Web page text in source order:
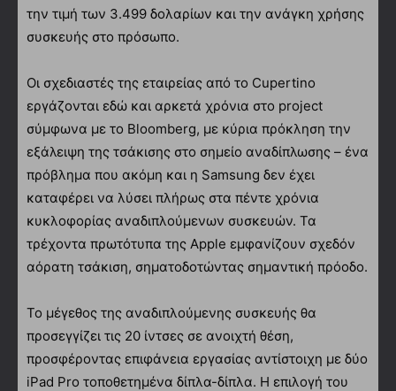
την τιμή των 3.499 δολαρίων και την ανάγκη χρήσης
συσκευής στο πρόσωπο.
Οι σχεδιαστές της εταιρείας από το Cupertino
εργάζονται εδώ και αρκετά χρόνια στο project
σύμφωνα με το Bloomberg, με κύρια πρόκληση την
εξάλειψη της τσάκισης στο σημείο αναδίπλωσης – ένα
πρόβλημα που ακόμη και η Samsung δεν έχει
καταφέρει να λύσει πλήρως στα πέντε χρόνια
κυκλοφορίας αναδιπλούμενων συσκευών. Τα
τρέχοντα πρωτότυπα της Apple εμφανίζουν σχεδόν
αόρατη τσάκιση, σηματοδοτώντας σημαντική πρόοδο.
Το μέγεθος της αναδιπλούμενης συσκευής θα
προσεγγίζει τις 20 ίντσες σε ανοιχτή θέση,
προσφέροντας επιφάνεια εργασίας αντίστοιχη με δύο
iPad Pro τοποθετημένα δίπλα-δίπλα. Η επιλογή του